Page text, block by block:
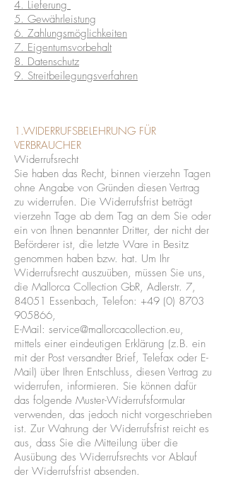
4. Lieferung
5. Gewährleistung
6. Zahlungsmöglichkeiten
7. Eigentumsvorbehalt
8. Datenschutz
9. Streitbeilegungsverfahren
1.WIDERRUFSBELEHRUNG FÜR
VERBRAUCHER
Widerrufsrecht
Sie haben das Recht, binnen vierzehn Tagen
ohne Angabe von Gründen diesen Vertrag
zu widerrufen. Die Widerrufsfrist beträgt
vierzehn Tage ab dem Tag an dem Sie oder
ein von Ihnen benannter Dritter, der nicht der
Beförderer ist, die letzte Ware in Besitz
genommen haben bzw. hat. Um Ihr
Widerrufsrecht auszuüben, müssen Sie uns,
die Mallorca Collection GbR, Adlerstr. 7,
84051 Essenbach, Telefon: +49 (0) 8703
905866,
E-Mail: service@mallorcacollection.eu,
mittels einer eindeutigen Erklärung (z.B. ein
mit der Post versandter Brief, Telefax oder E-
Mail) über Ihren Entschluss, diesen Vertrag zu
widerrufen, informieren. Sie können dafür
das folgende Muster-Widerrufsformular
verwenden, das jedoch nicht vorgeschrieben
ist. Zur Wahrung der Widerrufsfrist reicht es
aus, dass Sie die Mitteilung über die
Ausübung des Widerrufsrechts vor Ablauf
der Widerrufsfrist absenden.